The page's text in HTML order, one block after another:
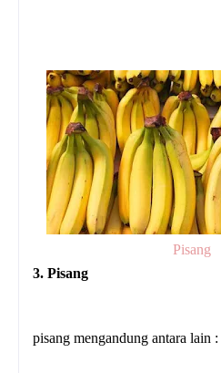
Pisang
3. Pisang
pisang mengandung antara lain :